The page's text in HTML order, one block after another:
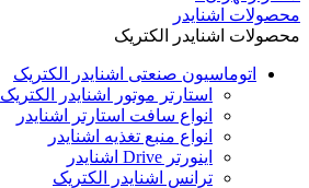
محصولات اشنایدر الکتریک
اتوماسیون صنعتی اشنایدر الکتریک
استارتر موتور اشنایدر الکتریک
انواع سافت استارتر اشنایدر
انواع منبع تغذیه اشنایدر
اینورتر Drive اشنایدر
ترانس اشنایدر الکتریک